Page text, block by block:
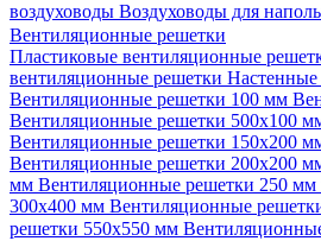
воздуховоды Воздуховоды для
Вентиляционные решетки
Пластиковые вентиляционные
вентиляционные решетки
Вентиляционные решетки 100 мм
Вентиляционные решетки 500х100
Вентиляционные решетки 150х200
Вентиляционные решетки 200х200
мм Вентиляционные решетки 250
300х400 мм Вентиляционные
решетки 550х550 мм